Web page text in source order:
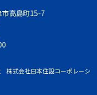
高島町15-7
株式会社日本住設コーポレーシ